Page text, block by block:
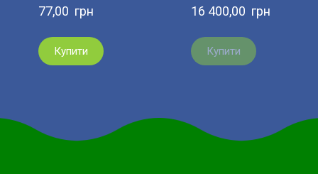
77,00  грн
Купити
16 400,00  грн
Купити